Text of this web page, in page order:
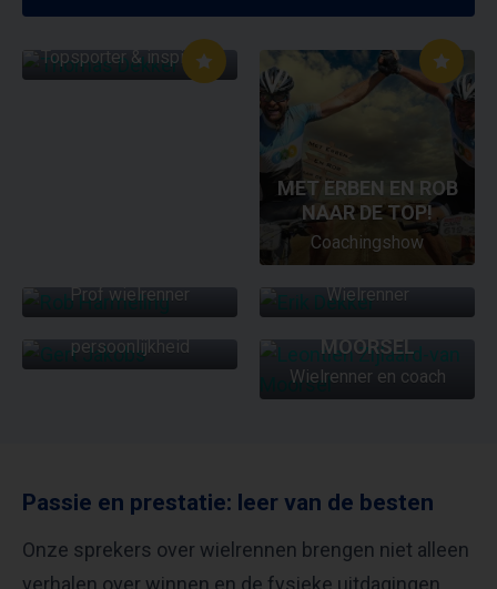
Topsporter & inspirator
MET ERBEN EN ROB
NAAR DE TOP!
Coachingshow
Prof wielrenner
ERIK DEKKER
Wielrenner
GERT JAKOBS
Oud wielrenner en tv-
persoonlijkheid
LEONTIEN
ZIJLAARD-VAN
MOORSEL
Wielrenner en coach
Passie en prestatie: leer van de besten
Onze sprekers over wielrennen brengen niet alleen
verhalen over winnen en de fysieke uitdagingen